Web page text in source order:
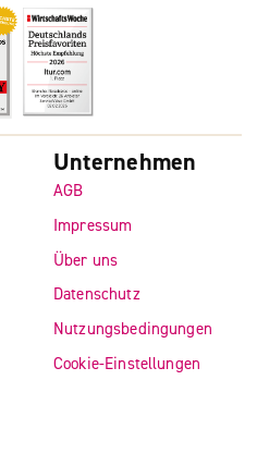
Unternehmen
AGB
Impressum
Über uns
Datenschutz
Nutzungsbedingungen
Cookie-Einstellungen